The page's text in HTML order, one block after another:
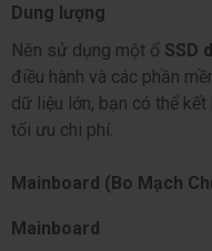
Dung lượng
Nên sử dụng một ổ SSD
điều hành và các phần
dữ liệu lớn, bạn có thể
tối ưu chi phí.
Mainboard (Bo Mạch
Mainboard